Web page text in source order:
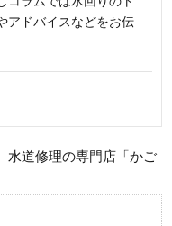
アドバイスなどをお伝
水道修理の専門店「かご